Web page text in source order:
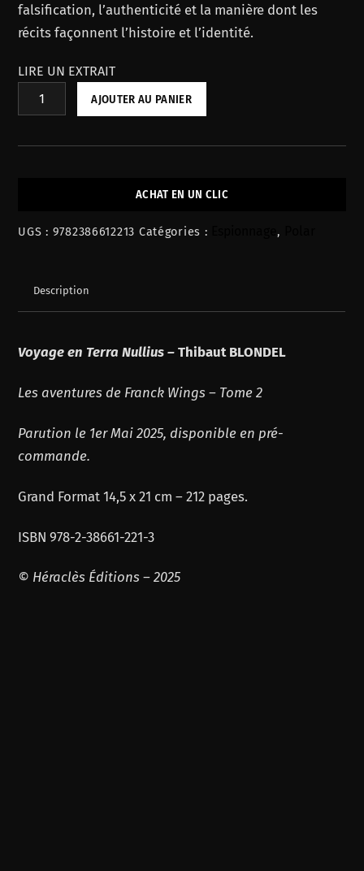
falsification, l’authenticité et la manière dont les
récits façonnent l’histoire et l’identité.
LIRE UN EXTRAIT
quantité
de
Thibaut
AJOUTER AU PANIER
ACHAT EN UN CLIC
UGS : 9782386612213 Catégories : Espionnage,
Description
Voyage en Terra Nullius –Thibaut BLONDEL
Les aventures de Franck Wings – Tome 2
Parution le 1er Mai 2025, disponible en pré-
commande.
Grand Format 14,5 x 21 cm – 212 pages.
ISBN 978-2-38661-221-3
© Héraclès Éditions – 2025